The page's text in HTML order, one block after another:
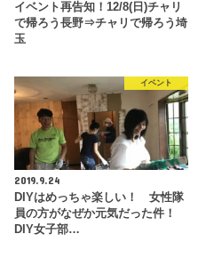
イベント再告知！12/8(日)チャリ
で帰ろう長野⇒チャリで帰ろう埼
玉
イベント
2019.9.24
DIYはめっちゃ楽しい！ 女性隊
員の方がなぜか元気だった件！
DIY女子部…